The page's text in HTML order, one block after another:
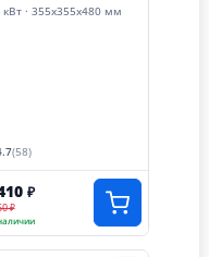
кВт · 355х355х480 мм
(58)
₽
₽